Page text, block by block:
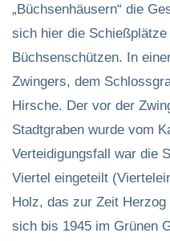
„Büchsenhäusern“ die
sich hier die
Büchsenschützen. In
Zwingers, dem
Hirsche. Der vor der
Stadtgraben wurde vom
Verteidigungsfall war die
Viertel eingeteilt
Holz, das zur Zeit
sich bis 1945 im Grünen